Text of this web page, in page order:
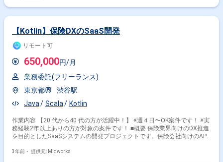
-- ※弊社では、法人、請負いの案件は取り扱っておりません。
【Kotlin】保険DXのSaaS開発
リモート可
650,000円/月
業務委託(フリーランス)
東京都
渋谷駅
Java
Scala Kotlin
作業内容 【20 代から40 代の方が活躍中！】 ※週４日〜OK案件です！ ※実
務経験2年以上ありの方が対象の案件です！ ■概要 保険業界向けのDX推進
を目的としたSaaSシステムの開発プロジェクトです。保険会社向けのAPI
業でのバックエンド開発を担当します。 ■具体的な業務内容 ・Kotlinを使
3年前・ 提供元: Midworks